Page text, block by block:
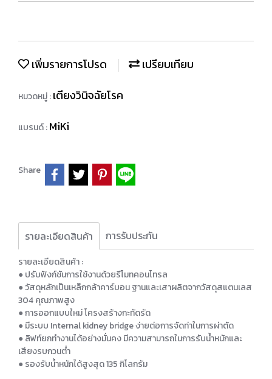
เพิ่มรายการโปรด เปรียบเทียบ
หมวดหมู่ :เตียงวินิจฉัยโรค
แบรนด์ :MiKi
Share
รายละเอียดสินค้า การรับประกัน
รายละเอียดสินค้า :
● ปรับฟังก์ชันการใช้งานด้วยรีโมทคอนโทรล
● วัสดุหลักเป็นเหล็กกล้าคาร์บอน ฐานและเสาผลิตจากวัสดุสแตนเลส
304 คุณภาพสูง
● การออกแบบใหม่ โครงสร้างกะทัดรัด
● มีระบบ Internal kidney bridge ง่ายต่อการจัดท่าในการผ่าตัด
● ลิฟท์ยกทำงานได้อย่างมั่นคง มีความสามารถในการรับน้ำหนักและ
เสียงรบกวนต่ำ
● รองรับน้ำหนักได้สูงสุด 135 กิโลกรัม